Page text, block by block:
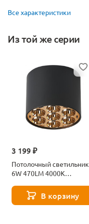
Все характеристики
Из той же серии
3 199 ₽
Потолочный светильник
6W 470LM 4000K
черный/золотоВ корзину